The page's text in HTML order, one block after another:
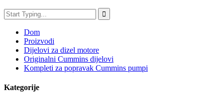
Dom
Proizvodi
Dijelovi za dizel motore
Originalni Cummins dijelovi
Kompleti za popravak Cummins pumpi
Kategorije